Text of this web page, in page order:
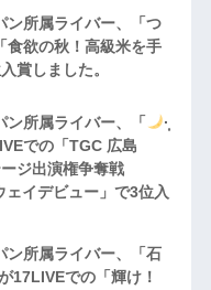
ン所属ライバー、「つ
食欲の秋！高級米を手
賞しました。
所属ライバー、「
·̩͙
での「TGC 広島
ジ出演権争奪戦
イデビュー」で3位入
ン所属ライバー、「石
17LIVEでの「輝け！